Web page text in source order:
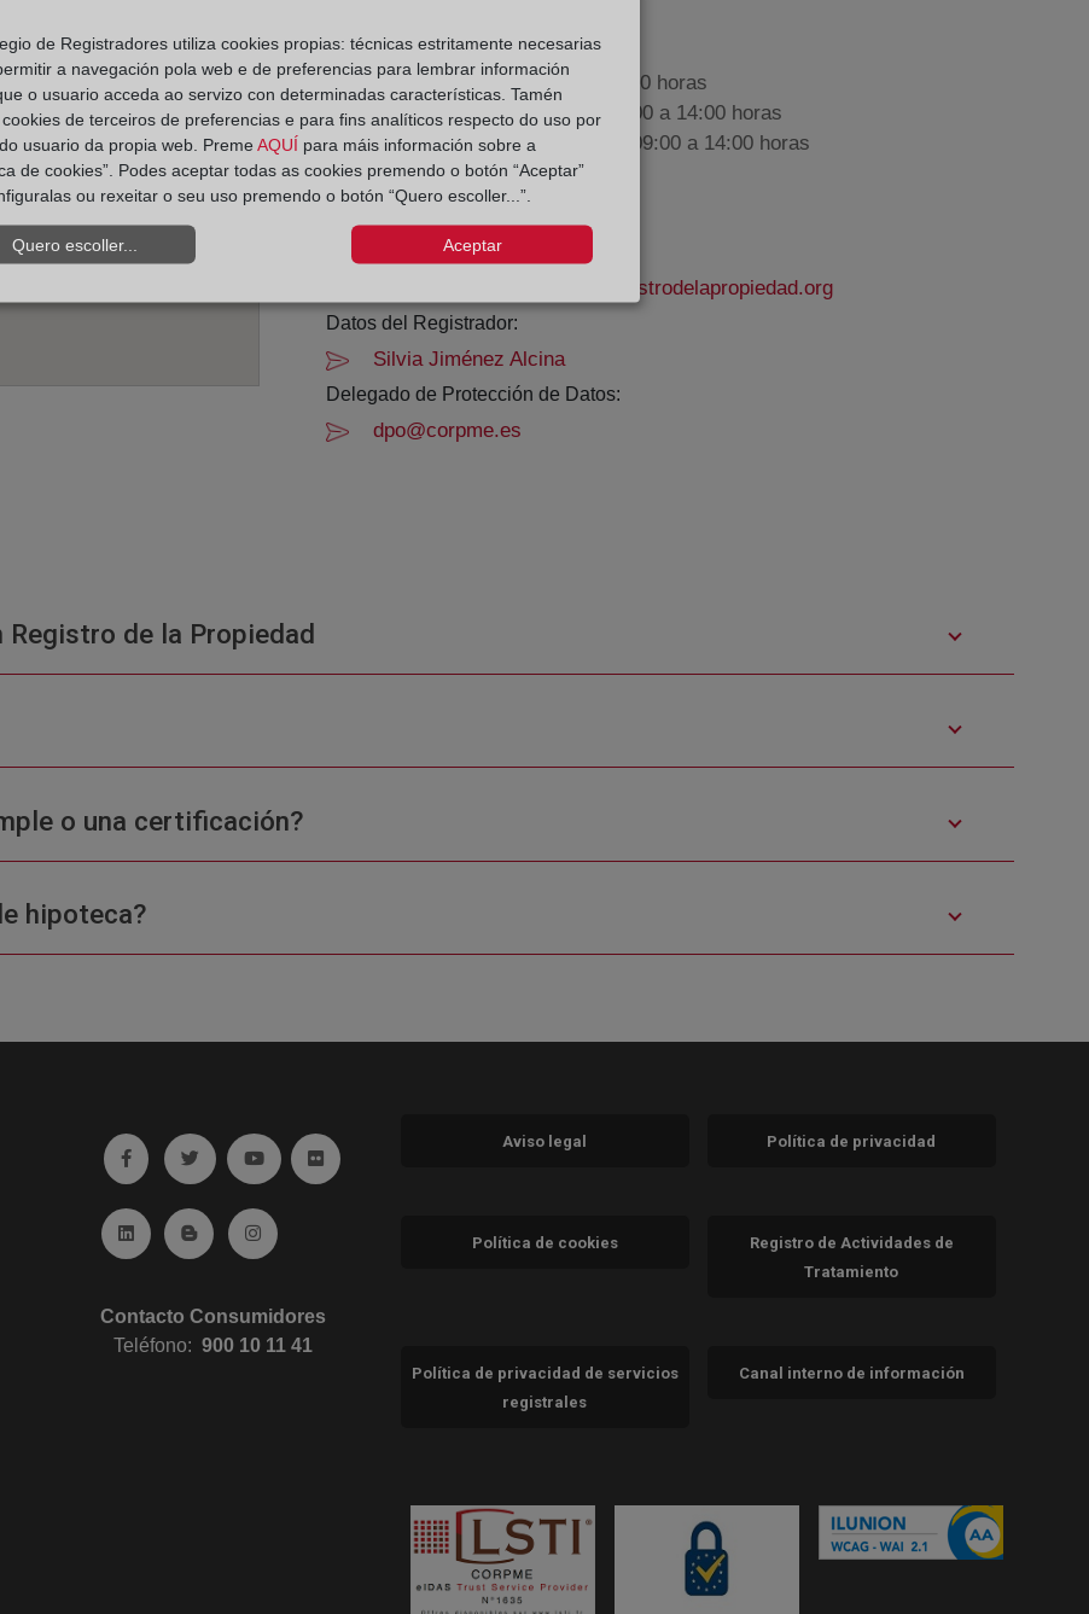
Horario:
De lunes a viernes de 09:00 a 17:00 horas
Agosto: De lunes a viernes de 09:00 a 14:00 horas
Los días 24 y 31 de diciembre de 09:00 a 14:00 horas
Datos de contacto:
(93) 466 07 22
santacolomagramanet1@registrodelapropiedad.org
Datos del Registrador:
Silvia Jiménez Alcina
Delegado de Protección de Datos:
dpo@corpme.es
de la Propiedad
o una certificación?
hipoteca?
Ir a facebook (abre en ventana nueva)
Ir a twitter (abre en ventana nueva)
Ir a YouTube (abre en ventana nueva)
Ir a Flickr (abre en ventana nueva)
Ir a Linkedin (abre en ventana nueva)
Ir al Blog (abre en ventana nueva)
Ir a Instagram (abre en ventana nueva)
Contacto Consumidores
Teléfono:900 10 11 41
Aviso legal Política de privacidad
Política de cookies
Registro de Actividades de
Tratamiento
Política de privacidad de servicios
registrales
Canal interno de información
de Registradores utiliza cookies propias: técnicas estritamente necesarias
a navegación pola web e de preferencias para lembrar información
o usuario acceda ao servizo con determinadas características. Tamén
cookies de terceiros de preferencias e para fins analíticos respecto do uso por
usuario da propia web. Preme AQUÍ para máis información sobre a
de cookies”. Podes aceptar todas as cookies premendo o botón “Aceptar”
ou rexeitar o seu uso premendo o botón “Quero escoller...”.
Quero escoller... Aceptar